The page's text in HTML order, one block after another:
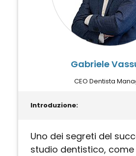
Gabriele
CEO Dentista
Introduzione:
Uno dei segreti del
studio dentistico,